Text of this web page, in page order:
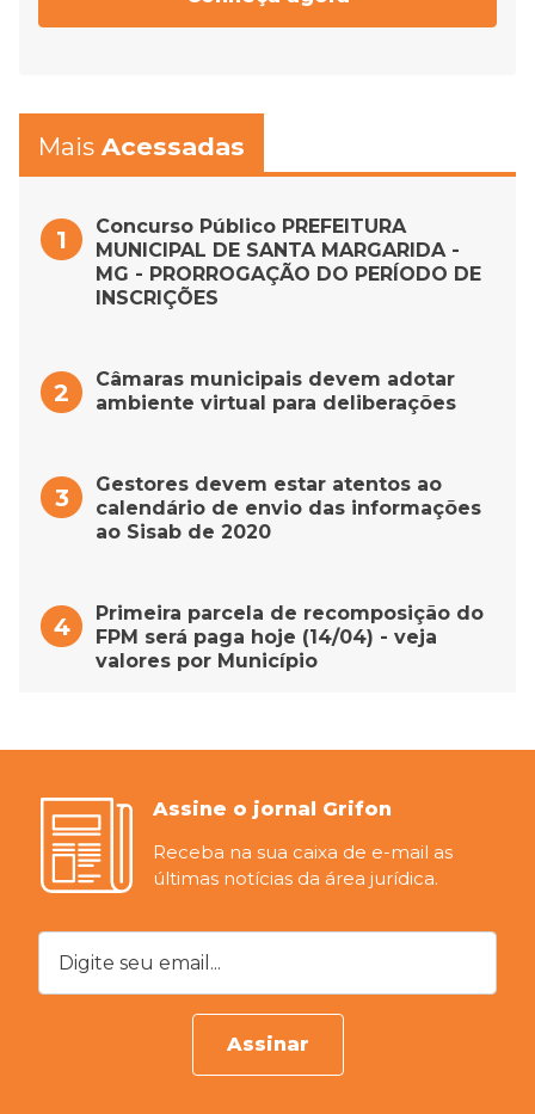
Mais Acessadas
Concurso Público PREFEITURA
MUNICIPAL DE SANTA MARGARIDA -
MG - PRORROGAÇÃO DO PERÍODO DE
INSCRIÇÕES
Câmaras municipais devem adotar
ambiente virtual para deliberações
Gestores devem estar atentos ao
calendário de envio das informações
ao Sisab de 2020
Primeira parcela de recomposição do
FPM será paga hoje (14/04) - veja
valores por Município
Assine o jornal Grifon
Receba na sua caixa de e-mail as
últimas notícias da área jurídica.
Digite seu email...
Assinar